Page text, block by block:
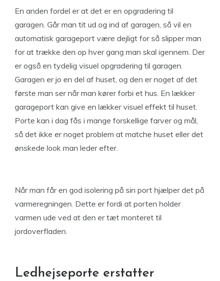
En anden fordel er at det er en opgradering til
garagen. Går man tit ud og ind af garagen, så vil en
automatisk garageport være dejligt for så slipper man
for at trække den op hver gang man skal igennem. Der
er også en tydelig visuel opgradering til garagen.
Garagen er jo en del af huset, og den er noget af det
første man ser når man kører forbi et hus. En lækker
garageport kan give en lækker visuel effekt til huset.
Porte kan i dag fås i mange forskellige farver og mål,
så det ikke er noget problem at matche huset eller det
ønskede look man leder efter.
Når man får en god isolering på sin port hjælper det på
varmeregningen. Dette er fordi at porten holder
varmen ude ved at den er tæt monteret til
jordoverfladen.
Ledhejseporte erstatter